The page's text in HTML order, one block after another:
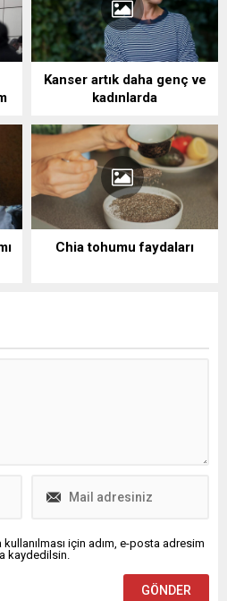
Kanser artık daha genç ve
kadınlarda
Chia tohumu faydaları
için adım, e-posta adresim
kaydedilsin.